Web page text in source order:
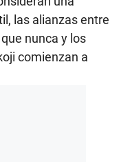
las alianzas entre
nunca y los
comienzan a